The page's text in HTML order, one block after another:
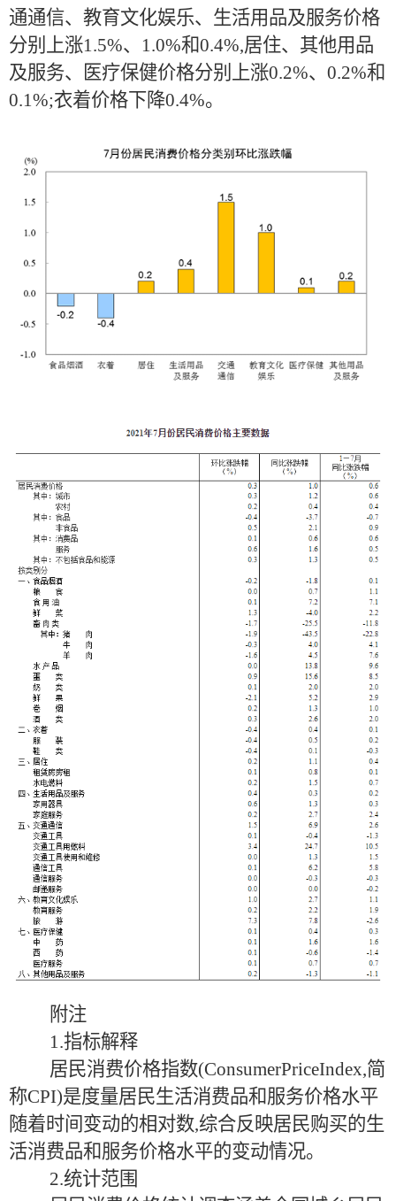
通通信、教育文化娱乐、生活用品及服务价格
分别上涨1.5%、1.0%和0.4%,居住、其他用品
及服务、医疗保健价格分别上涨0.2%、0.2%和
0.1%;衣着价格下降0.4%。
附注
1.指标解释
居民消费价格指数(ConsumerPriceIndex,简
称CPI)是度量居民生活消费品和服务价格水平
随着时间变动的相对数,综合反映居民购买的生
活消费品和服务价格水平的变动情况。
2.统计范围